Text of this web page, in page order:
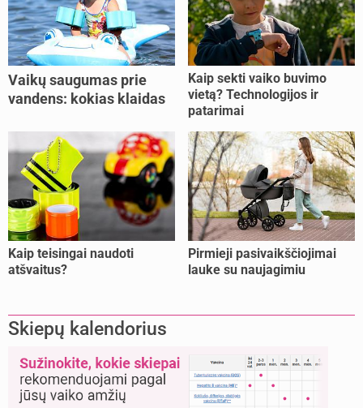
Vaikų saugumas prie
vandens: kokias klaidas
Kaip sekti vaiko buvimo
vietą? Technologijos ir
patarimai
Kaip teisingai naudoti
atšvaitus?
Pirmieji pasivaikščiojimai
lauke su naujagimiu
Skiepų kalendorius